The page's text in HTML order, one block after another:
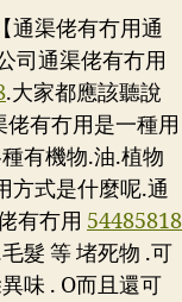
通渠佬有冇用通
司通渠佬有冇用
.大家都應該聽說
有冇用是一種用
有機物.油.植物
方式是什麼呢.通
有冇用 54485818
髮 等 堵死物 .可
味 . O而且還可